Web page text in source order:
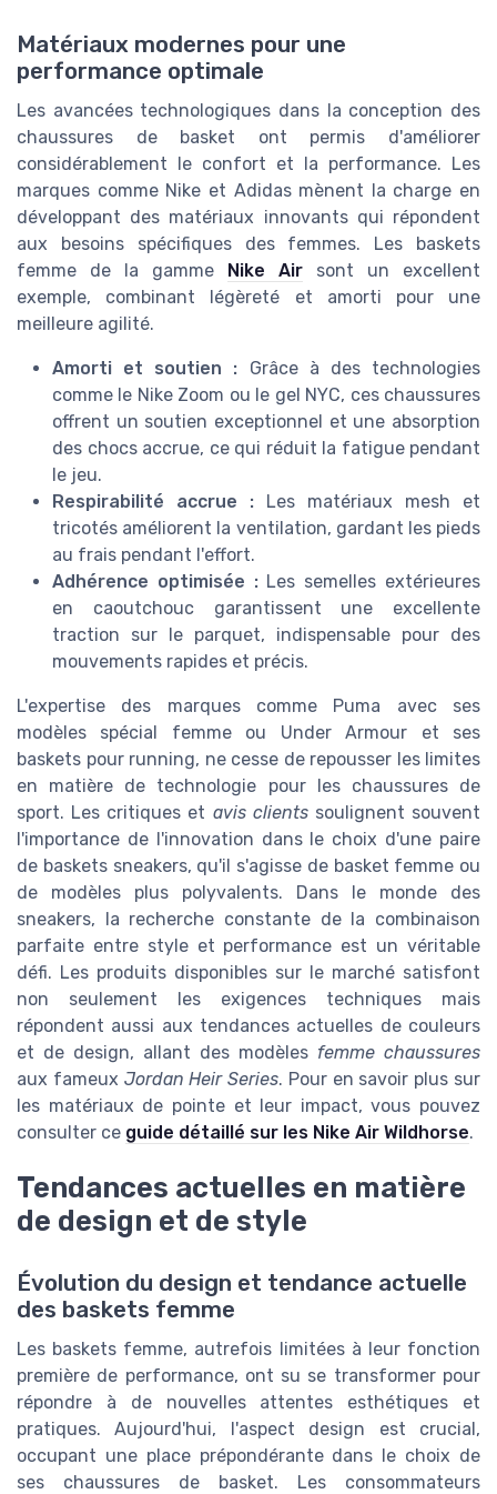
Matériaux modernes pour une
performance optimale
Les avancées technologiques dans la conception des
chaussures de basket ont permis d'améliorer
considérablement le confort et la performance. Les
marques comme Nike et Adidas mènent la charge en
développant des matériaux innovants qui répondent
aux besoins spécifiques des femmes. Les baskets
femme de la gamme Nike Air sont un excellent
exemple, combinant légèreté et amorti pour une
meilleure agilité.
Amorti et soutien : Grâce à des technologies
comme le Nike Zoom ou le gel NYC, ces chaussures
offrent un soutien exceptionnel et une absorption
des chocs accrue, ce qui réduit la fatigue pendant
le jeu.
Respirabilité accrue : Les matériaux mesh et
tricotés améliorent la ventilation, gardant les pieds
au frais pendant l'effort.
Adhérence optimisée :Les semelles extérieures
en caoutchouc garantissent une excellente
traction sur le parquet, indispensable pour des
mouvements rapides et précis.
L'expertise des marques comme Puma avec ses
modèles spécial femme ou Under Armour et ses
baskets pour running, ne cesse de repousser les limites
en matière de technologie pour les chaussures de
sport. Les critiques et avis clientssoulignent souvent
l'importance de l'innovation dans le choix d'une paire
de baskets sneakers, qu'il s'agisse de basket femme ou
de modèles plus polyvalents. Dans le monde des
sneakers, la recherche constante de la combinaison
parfaite entre style et performance est un véritable
défi. Les produits disponibles sur le marché satisfont
non seulement les exigences techniques mais
répondent aussi aux tendances actuelles de couleurs
et de design, allant des modèles femme chaussures
aux fameux Jordan Heir Series. Pour en savoir plus sur
les matériaux de pointe et leur impact, vous pouvez
consulter ce guide détaillé sur les Nike Air Wildhorse.
Tendances actuelles en matière
de design et de style
Évolution du design et tendance actuelle
des baskets femme
Les baskets femme, autrefois limitées à leur fonction
première de performance, ont su se transformer pour
répondre à de nouvelles attentes esthétiques et
pratiques. Aujourd'hui, l'aspect design est crucial,
occupant une place prépondérante dans le choix de
ses chaussures de basket. Les consommateurs